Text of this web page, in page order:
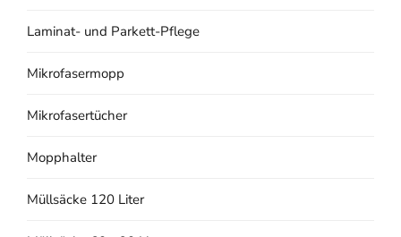
Laminat- und Parkett-Pflege
Mikrofasermopp
Mikrofasertücher
Mopphalter
Müllsäcke 120 Liter